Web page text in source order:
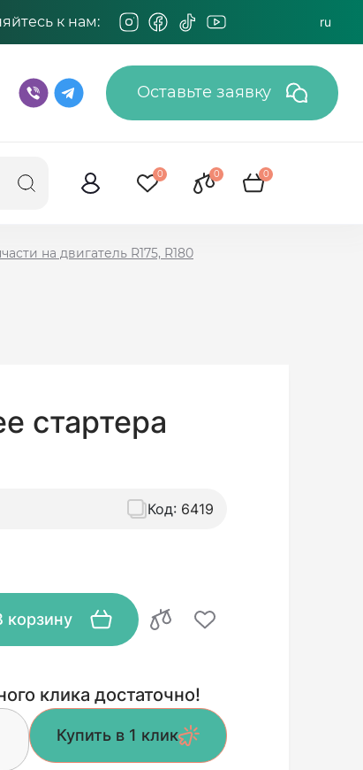
к нам: ru
Оставьте заявку
0 0 0
на двигатель R175, R180
стартера
Код: 6419
корзину
клика достаточно!
Купить в 1 клик